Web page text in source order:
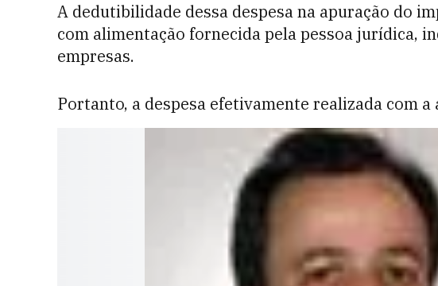
A dedutibilidade dessa despesa na apuração do
com alimentação fornecida pela pessoa jurídica,
empresas.
Portanto, a despesa efetivamente realizada com